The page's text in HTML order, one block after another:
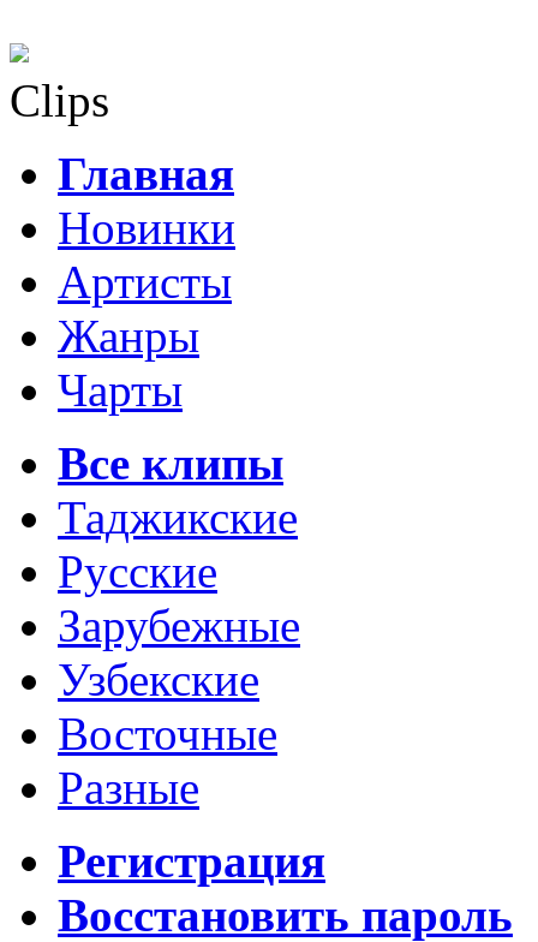
Clips
Главная
Новинки
Артисты
Жанры
Чарты
Все клипы
Таджикские
Русские
Зарубежные
Узбекские
Восточные
Разные
Регистрация
Восстановить пароль